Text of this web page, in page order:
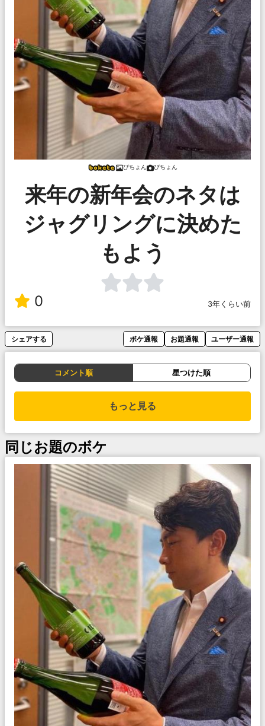
ぴちょん ぴちょん
来年の新年会のネタは
ジャグリングに決めた
もよう
0 3年くらい前
シェアする ボケ通報 お題通報 ユーザー通報
コメント順 星つけた順
もっと見る
同じお題のボケ